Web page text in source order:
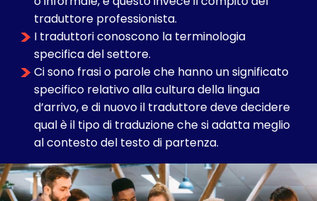
traduttore professionista.
I traduttori conoscono la terminologia
specifica del settore.
Ci sono frasi o parole che hanno un significato
specifico relativo alla cultura della lingua
d’arrivo, e di nuovo il traduttore deve decidere
qual è il tipo di traduzione che si adatta meglio
al contesto del testo di partenza.